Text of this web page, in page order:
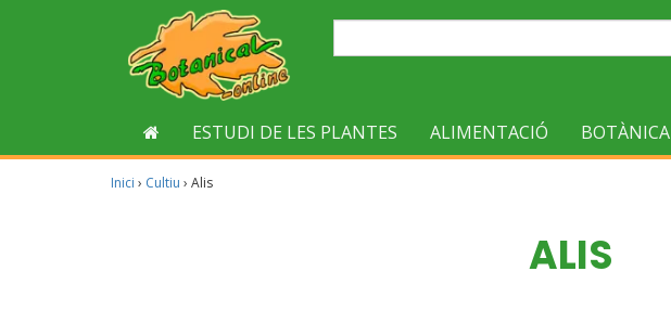
ESTUDI DE LES PLANTES ALIMENTACIÓ BOTÀNICA
Inici › Cultiu › Alis
ALIS